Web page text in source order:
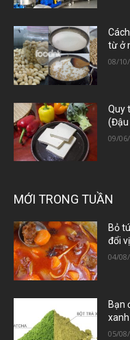
từ ở
08/
Quy
(Đậu
09/
MỚI TRONG TUẦN
Bỏ
đổi
04/
Bạn
05/